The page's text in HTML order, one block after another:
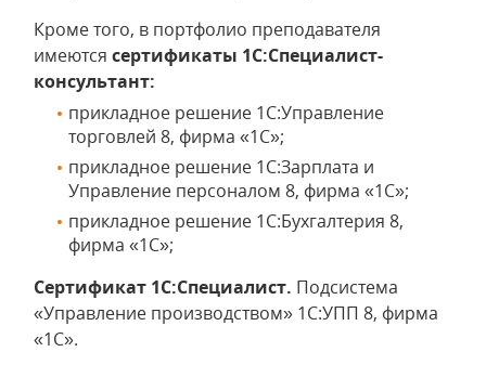
Кроме того, в портфолио преподавателя
имеются сертификаты 1С:Специалист-
консультант:
прикладное решение 1С:Управление
торговлей 8, фирма «1С»;
прикладное решение 1С:Зарплата и
Управление персоналом 8, фирма «1С»;
прикладное решение 1С:Бухгалтерия 8,
фирма «1С»;
Сертификат 1С:Специалист. Подсистема
«Управление производством» 1С:УПП 8, фирма
«1С».